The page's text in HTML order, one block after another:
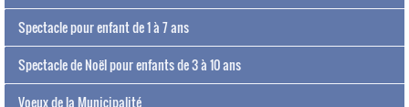
Spectacle pour enfant de 1 à 7 ans
Spectacle de Noël pour enfants de 3 à 10 ans
Voeux de la Municipalité